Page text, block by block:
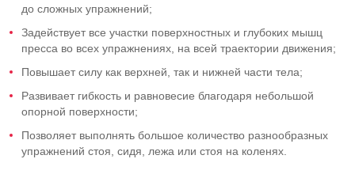
до сложных упражнений;
Задействует все участки поверхностных и глубоких мышц
пресса во всех упражнениях, на всей траектории движения;
Повышает силу как верхней, так и нижней части тела;
Развивает гибкость и равновесие благодаря небольшой
опорной поверхности;
Позволяет выполнять большое количество разнообразных
упражнений стоя, сидя, лежа или стоя на коленях.